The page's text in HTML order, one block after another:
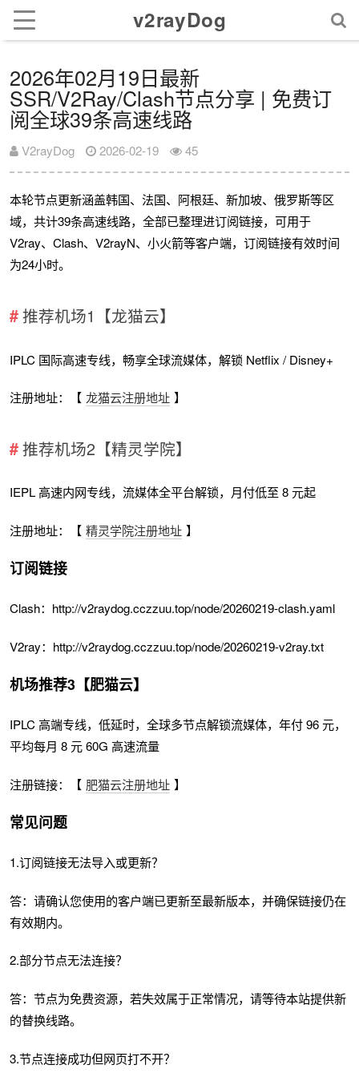
v2rayDog
2026年02月19日最新
SSR/V2Ray/Clash节点分享 | 免费订
阅全球39条高速线路
V2rayDog 2026-02-19 45
本轮节点更新涵盖韩国、法国、阿根廷、新加坡、俄罗斯等区
域，共计39条高速线路，全部已整理进订阅链接，可用于
V2ray、Clash、V2rayN、小火箭等客户端，订阅链接有效时间
为24小时。
推荐机场1【龙猫云】
IPLC 国际高速专线，畅享全球流媒体，解锁 Netflix / Disney+
注册地址：【 龙猫云注册地址 】
推荐机场2【精灵学院】
IEPL 高速内网专线，流媒体全平台解锁，月付低至 8 元起
注册地址：【 精灵学院注册地址 】
订阅链接
Clash：http://v2raydog.cczzuu.top/node/20260219-clash.yaml
V2ray：http://v2raydog.cczzuu.top/node/20260219-v2ray.txt
机场推荐3【肥猫云】
IPLC 高端专线，低延时，全球多节点解锁流媒体，年付 96 元，
平均每月 8 元 60G 高速流量
注册链接：【 肥猫云注册地址 】
常见问题
1.订阅链接无法导入或更新？
答：请确认您使用的客户端已更新至最新版本，并确保链接仍在
有效期内。
2.部分节点无法连接？
答：节点为免费资源，若失效属于正常情况，请等待本站提供新
的替换线路。
3.节点连接成功但网页打不开？